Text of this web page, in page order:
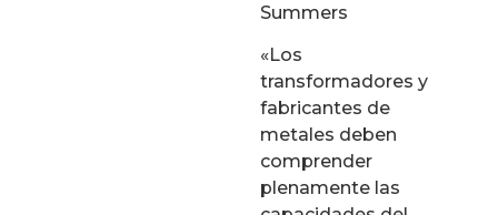
Summers
«Los
transformadores y
fabricantes de
metales deben
comprender
plenamente las